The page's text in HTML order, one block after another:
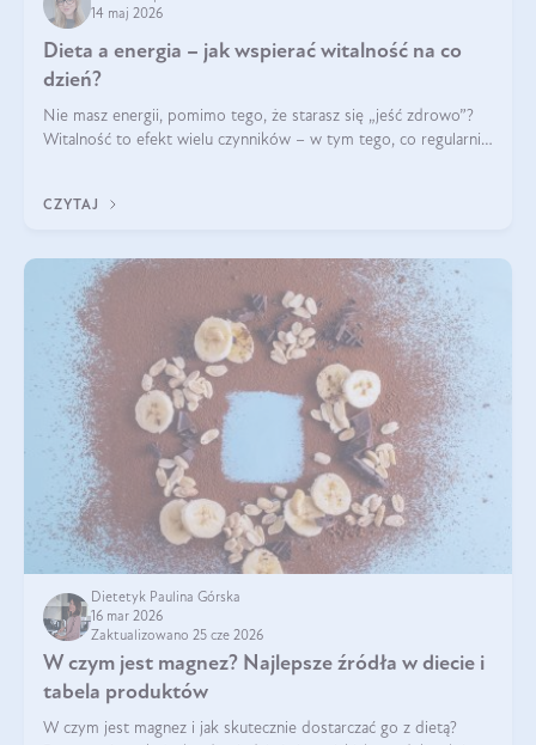
14 maj 2026
Dieta a energia – jak wspierać witalność na co
dzień?
Nie masz energii, pomimo tego, że starasz się „jeść zdrowo”?
Witalność to efekt wielu czynników – w tym tego, co regularnie
CZYTAJ
Dietetyk Paulina Górska
16 mar 2026
Zaktualizowano 25 cze 2026
W czym jest magnez? Najlepsze źródła w diecie i
tabela produktów
W czym jest magnez i jak skutecznie dostarczać go z dietą?